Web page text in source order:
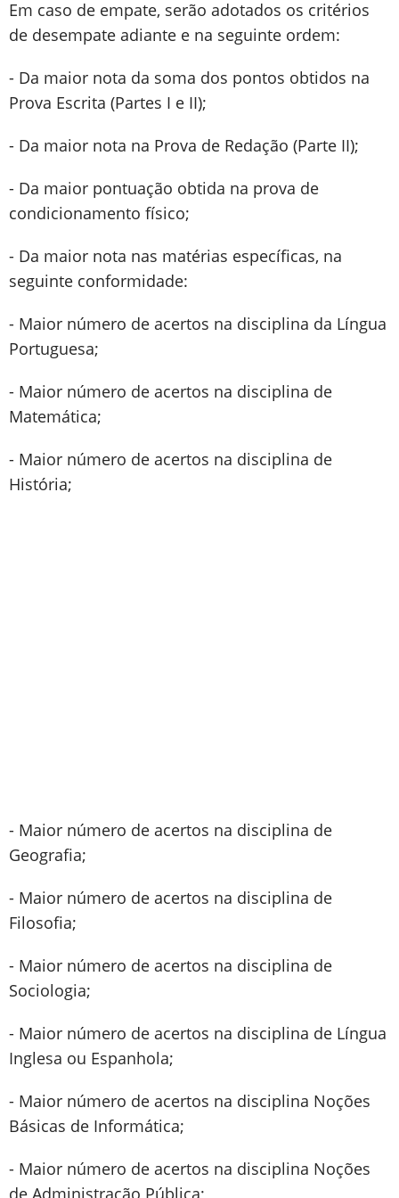
Em caso de empate, serão adotados os critérios
de desempate adiante e na seguinte ordem:
- Da maior nota da soma dos pontos obtidos na
Prova Escrita (Partes I e II);
- Da maior nota na Prova de Redação (Parte II);
- Da maior pontuação obtida na prova de
condicionamento físico;
- Da maior nota nas matérias específicas, na
seguinte conformidade:
- Maior número de acertos na disciplina da Língua
Portuguesa;
- Maior número de acertos na disciplina de
Matemática;
- Maior número de acertos na disciplina de
História;
- Maior número de acertos na disciplina de
Geografia;
- Maior número de acertos na disciplina de
Filosofia;
- Maior número de acertos na disciplina de
Sociologia;
- Maior número de acertos na disciplina de Língua
Inglesa ou Espanhola;
- Maior número de acertos na disciplina Noções
Básicas de Informática;
- Maior número de acertos na disciplina Noções
de Administração Pública;